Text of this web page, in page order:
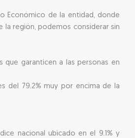
Económico de la entidad, donde
región, podemos considerar sin
que garanticen a las personas en
del 79.2% muy por encima de la
nacional ubicado en el 9.1% y